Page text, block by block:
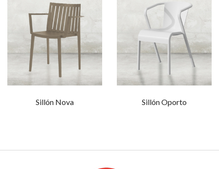
Sillón Nova Sillón Oporto